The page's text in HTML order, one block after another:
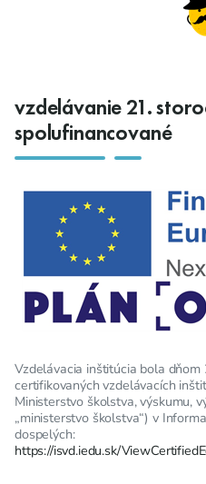
vzdelávanie 21.
spolufinancované
Vzdelávacia inštitúcia bola
certifikovaných vzdelávacích
Ministerstvo školstva, výskumu,
„ministerstvo školstva“) v
dospelých:
https://isvd.iedu.sk/